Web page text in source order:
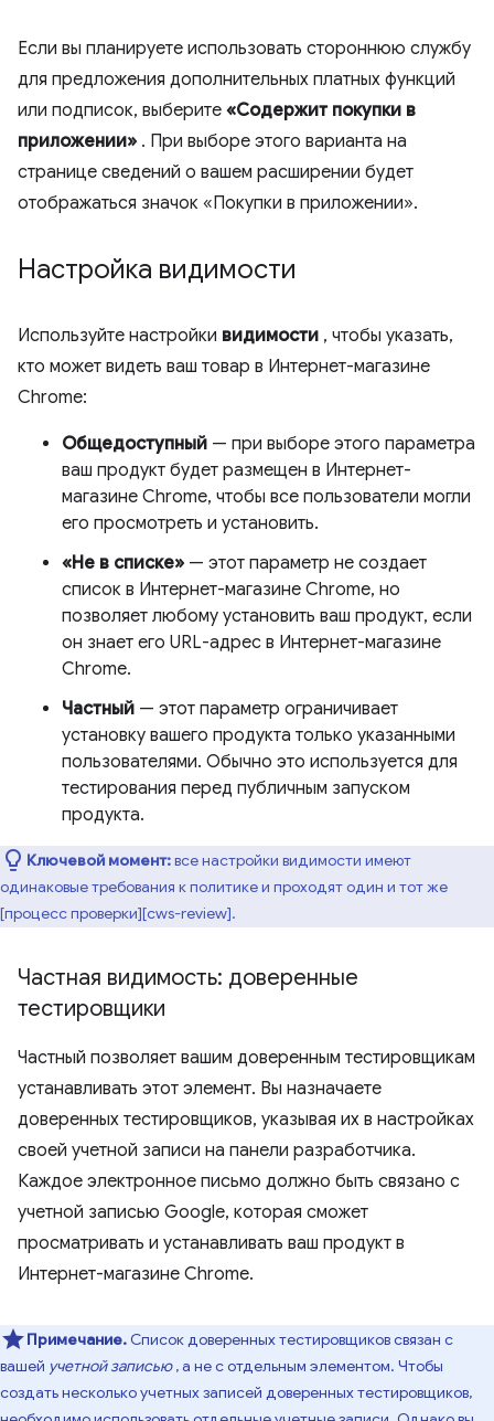
Если вы планируете использовать стороннюю службу
для предложения дополнительных платных функций
или подписок, выберите «Содержит покупки в
приложении» . При выборе этого варианта на
странице сведений о вашем расширении будет
отображаться значок «Покупки в приложении».
Настройка видимости
Используйте настройки видимости , чтобы указать,
кто может видеть ваш товар в Интернет-магазине
Chrome:
Общедоступный — при выборе этого параметра
ваш продукт будет размещен в Интернет-
магазине Chrome, чтобы все пользователи могли
его просмотреть и установить.
«Не в списке» — этот параметр не создает
список в Интернет-магазине Chrome, но
позволяет любому установить ваш продукт, если
он знает его URL-адрес в Интернет-магазине
Chrome.
Частный — этот параметр ограничивает
установку вашего продукта только указанными
пользователями. Обычно это используется для
тестирования перед публичным запуском
продукта.
Ключевой момент:все настройки видимости имеют
одинаковые требования к политике и проходят один и тот же
[процесс проверки][cws-review].
Частная видимость: доверенные
тестировщики
Частный позволяет вашим доверенным тестировщикам
устанавливать этот элемент. Вы назначаете
доверенных тестировщиков, указывая их в настройках
своей учетной записи на панели разработчика.
Каждое электронное письмо должно быть связано с
учетной записью Google, которая сможет
просматривать и устанавливать ваш продукт в
Интернет-магазине Chrome.
Примечание. Список доверенных тестировщиков связан с
вашей учетной записью, а не с отдельным элементом. Чтобы
создать несколько учетных записей доверенных тестировщиков,